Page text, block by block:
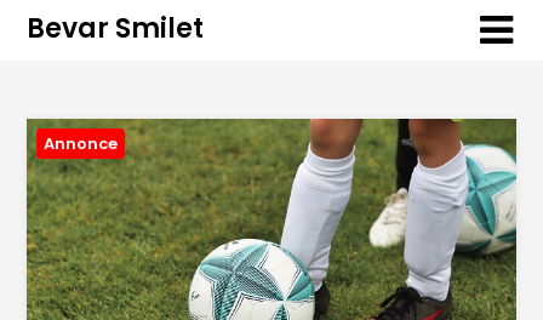
Bevar Smilet
Annonce